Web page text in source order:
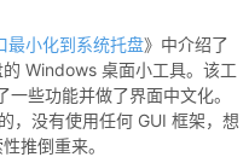
最小化到系统托盘》中介绍了
Windows 桌面小工具。该工
些功能并做了界面中文化。
，没有使用任何 GUI 框架，想
推倒重来。